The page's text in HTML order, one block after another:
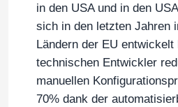
Über uns
Werksbesichtigung
in den USA und in den
sich in den letzten Jahren
Ländern der EU entwickelt
technischen Entwickler
manuellen
70% dank der